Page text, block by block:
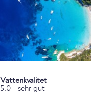
Vattenkvalitet
5.0 - sehr gut